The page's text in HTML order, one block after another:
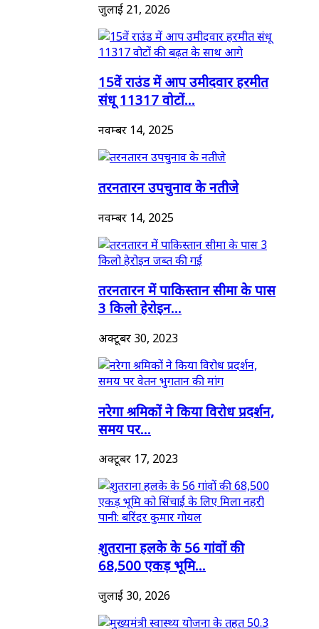
जुलाई 21, 2026
15वें राउंड में आप उमीदवार हरमीत
संधू 11317 वोटों...
नवम्बर 14, 2025
तरनतारन उपचुनाव के नतीजे
नवम्बर 14, 2025
तरनतारन में पाकिस्तान सीमा के पास
3 किलो हेरोइन...
अक्टूबर 30, 2023
नरेगा श्रमिकों ने किया विरोध प्रदर्शन,
समय पर...
अक्टूबर 17, 2023
शुतराना हलके के 56 गांवों की
68,500 एकड़ भूमि...
जुलाई 30, 2026